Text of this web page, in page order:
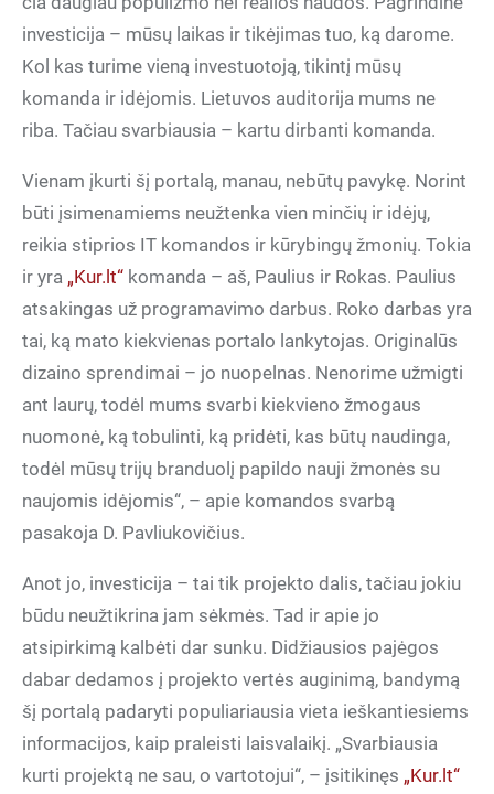
investicija – mūsų laikas ir tikėjimas tuo, ką darome.
Kol kas turime vieną investuotoją, tikintį mūsų
komanda ir idėjomis. Lietuvos auditorija mums ne
riba. Tačiau svarbiausia – kartu dirbanti komanda.
Vienam įkurti šį portalą, manau, nebūtų pavykę. Norint
būti įsimenamiems neužtenka vien minčių ir idėjų,
reikia stiprios IT komandos ir kūrybingų žmonių. Tokia
ir yra „Kur.lt“ komanda – aš, Paulius ir Rokas. Paulius
atsakingas už programavimo darbus. Roko darbas yra
tai, ką mato kiekvienas portalo lankytojas. Originalūs
dizaino sprendimai – jo nuopelnas. Nenorime užmigti
ant laurų, todėl mums svarbi kiekvieno žmogaus
nuomonė, ką tobulinti, ką pridėti, kas būtų naudinga,
todėl mūsų trijų branduolį papildo nauji žmonės su
naujomis idėjomis“, – apie komandos svarbą
pasakoja D. Pavliukovičius.
Anot jo, investicija – tai tik projekto dalis, tačiau jokiu
būdu neužtikrina jam sėkmės. Tad ir apie jo
atsipirkimą kalbėti dar sunku. Didžiausios pajėgos
dabar dedamos į projekto vertės auginimą, bandymą
šį portalą padaryti populiariausia vieta ieškantiesiems
informacijos, kaip praleisti laisvalaikį. „Svarbiausia
kurti projektą ne sau, o vartotojui“, – įsitikinęs „Kur.lt“